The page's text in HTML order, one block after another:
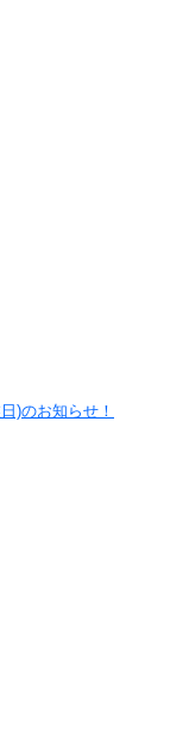
)のお知らせ！